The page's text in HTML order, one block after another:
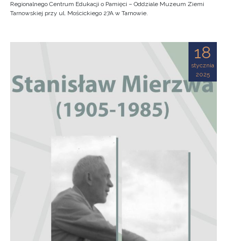
Regionalnego Centrum Edukacji o Pamięci – Oddziale Muzeum Ziemi
Tarnowskiej przy ul. Mościckiego 27A w Tarnowie.
18
stycznia
2025